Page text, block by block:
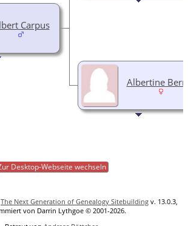
Carpus
Albertine
Desktop-Webseite wechseln
The Next Generation of Genealogy Sitebuilding v. 13.0.3,
von Darrin Lythgoe © 2001-2026.